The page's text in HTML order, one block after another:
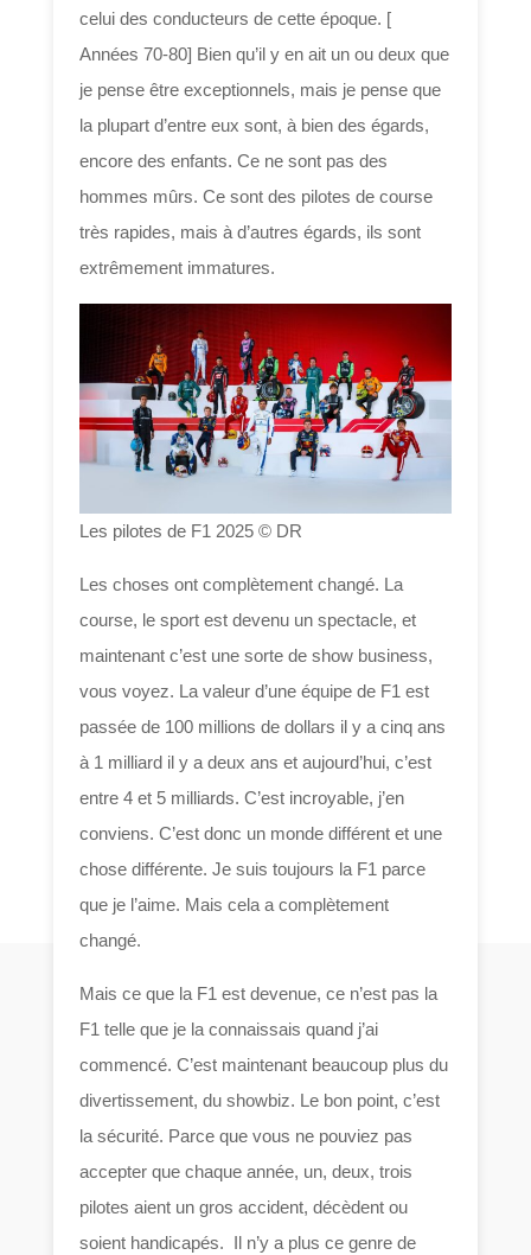
celui des conducteurs de cette époque. [
Années 70-80] Bien qu’il y en ait un ou deux que
je pense être exceptionnels, mais je pense que
la plupart d’entre eux sont, à bien des égards,
encore des enfants. Ce ne sont pas des
hommes mûrs. Ce sont des pilotes de course
très rapides, mais à d’autres égards, ils sont
extrêmement immatures.
Les pilotes de F1 2025 © DR
Les choses ont complètement changé. La
course, le sport est devenu un spectacle, et
maintenant c’est une sorte de show business,
vous voyez. La valeur d’une équipe de F1 est
passée de 100 millions de dollars il y a cinq ans
à 1 milliard il y a deux ans et aujourd’hui, c’est
entre 4 et 5 milliards. C’est incroyable, j’en
conviens. C’est donc un monde différent et une
chose différente. Je suis toujours la F1 parce
que je l’aime. Mais cela a complètement
changé.
Mais ce que la F1 est devenue, ce n’est pas la
F1 telle que je la connaissais quand j’ai
commencé. C’est maintenant beaucoup plus du
divertissement, du showbiz. Le bon point, c’est
la sécurité. Parce que vous ne pouviez pas
accepter que chaque année, un, deux, trois
pilotes aient un gros accident, décèdent ou
soient handicapés. Il n’y a plus ce genre de